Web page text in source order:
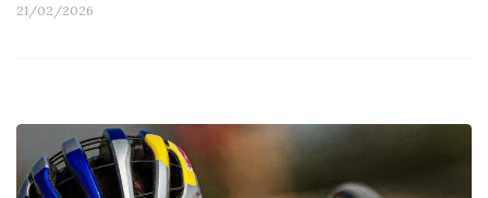
21/02/2026